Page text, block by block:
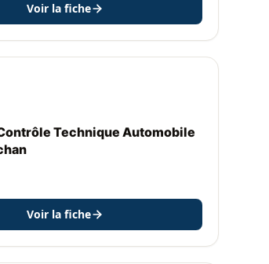
Voir la fiche
Technique Automobile
Voir la fiche